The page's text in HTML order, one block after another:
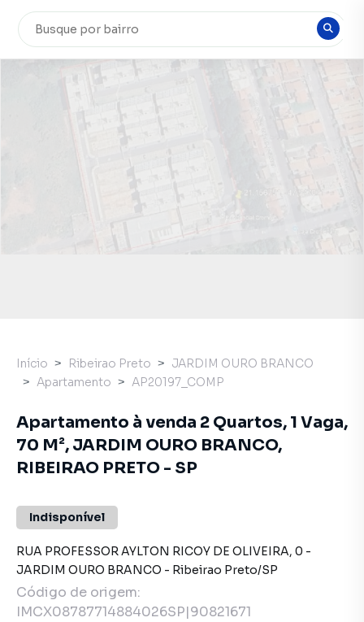
Início Ribeirao Preto
JARDIM OURO BRANCO
Apartamento
AP20197_COMP
Apartamento à venda 2 Quartos, 1 Vaga,
70 M², JARDIM OURO BRANCO,
RIBEIRAO PRETO - SP
Indisponível
RUA PROFESSOR AYLTON RICOY DE OLIVEIRA, 0 -
JARDIM OURO BRANCO - Ribeirao Preto/SP
Código de origem:
IMCX08787714884026SP|90821671